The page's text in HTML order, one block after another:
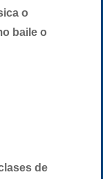
o
baile o
de